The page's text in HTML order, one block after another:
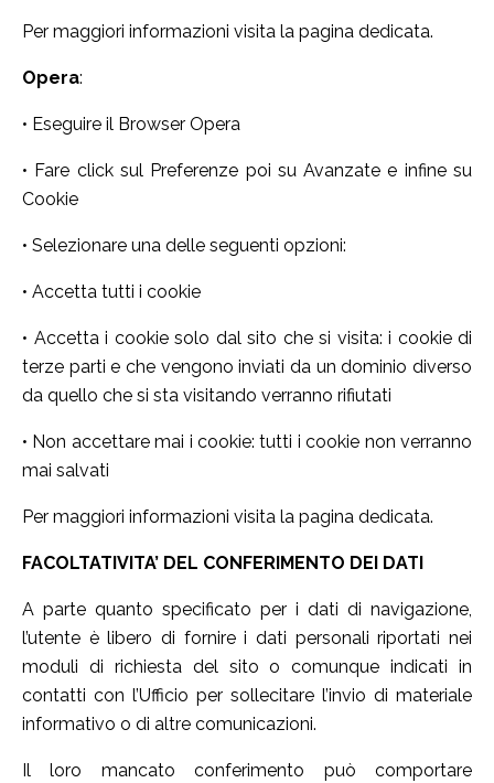
Per maggiori informazioni visita la pagina dedicata.
Opera:
• Eseguire il Browser Opera
• Fare click sul Preferenze poi su Avanzate e infine su
Cookie
• Selezionare una delle seguenti opzioni:
• Accetta tutti i cookie
• Accetta i cookie solo dal sito che si visita: i cookie di
terze parti e che vengono inviati da un dominio diverso
da quello che si sta visitando verranno rifiutati
• Non accettare mai i cookie: tutti i cookie non verranno
mai salvati
Per maggiori informazioni visita la pagina dedicata.
FACOLTATIVITA’ DEL CONFERIMENTO DEI DATI
A parte quanto specificato per i dati di navigazione,
l’utente è libero di fornire i dati personali riportati nei
moduli di richiesta del sito o comunque indicati in
contatti con l’Ufficio per sollecitare l’invio di materiale
informativo o di altre comunicazioni.
Il loro mancato conferimento può comportare